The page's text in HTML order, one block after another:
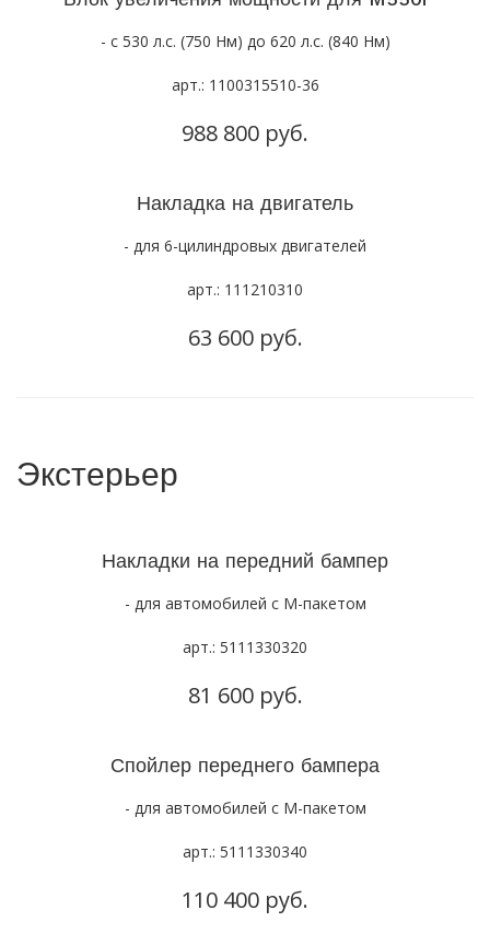
- с 530 л.с. (750 Нм) до 620 л.с. (840 Нм)
арт.: 1100315510-36
988 800 руб.
Накладка на двигатель
- для 6-цилиндровых двигателей
арт.: 111210310
63 600 руб.
Экстерьер
Накладки на передний бампер
- для автомобилей с М-пакетом
арт.: 5111330320
81 600 руб.
Спойлер переднего бампера
- для автомобилей с М-пакетом
арт.: 5111330340
110 400 руб.